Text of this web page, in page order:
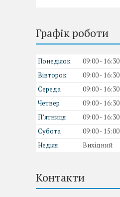
Графік роботи
Понеділок 09:00
16:30
Вівторок
09:00
16:30
Середа
09:00
16:30
Четвер
09:00
16:30
Пʼятниця
09:00
16:30
Субота
09:00
15:00
Неділя
Вихідний
Контакти